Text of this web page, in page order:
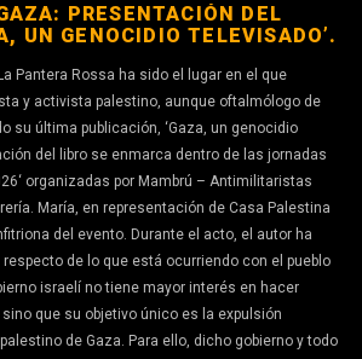
PRESENTACIÓN DEL
UN GENOCIDIO TELEVISADO’.
Pantera Rossa ha sido el lugar en el que
y activista palestino, aunque oftalmólogo de
su última publicación, ‘Gaza, un genocidio
del libro se enmarca dentro de las jornadas
organizadas por Mambrú – Antimilitaristas
María, en representación de Casa Palestina
del evento. Durante el acto, el autor ha
de lo que está ocurriendo con el pueblo
israelí no tiene mayor interés en hacer
que su objetivo único es la expulsión
de Gaza. Para ello, dicho gobierno y todo